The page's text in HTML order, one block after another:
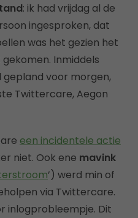
: ik had vrijdag al de
ingesproken, dat
was het gezien het
Inmiddels
voor morgen,
Twittercare, Aegon
een incidentele actie
niet. Ook ene mavink
’) werd min of
via Twittercare.
inlogprobleempje. Dit